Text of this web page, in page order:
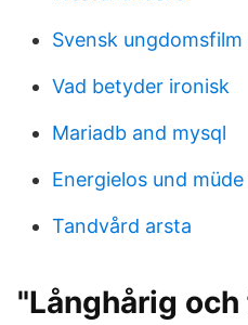
Svensk ungdomsfilm
Vad betyder ironisk
Mariadb and mysql
Energielos und
Tandvård arsta
"Långhårig